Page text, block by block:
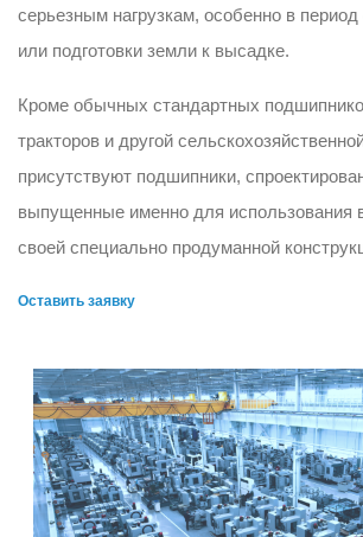
серьезным нагрузкам, особенно в
или подготовки земли к высадке.
Кроме обычных стандартных
тракторов и другой
присутствуют подшипники,
выпущенные именно для использования
своей специально продуманной
Оставить заявку